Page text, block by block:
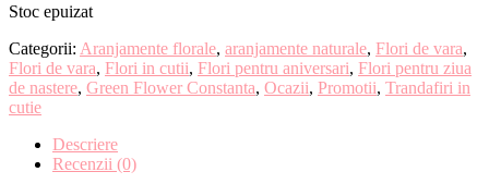
Stoc epuizat
Categorii: Aranjamente florale, aranjamente naturale, Flori de vara,
Flori de vara, Flori in cutii, Flori pentru aniversari, Flori pentru ziua
de nastere, Green Flower Constanta, Ocazii, Promotii, Trandafiri in
cutie
Descriere
Recenzii (0)